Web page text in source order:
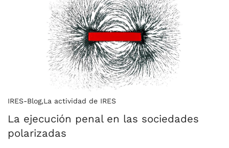
IRES-Blog,La actividad de IRES
La ejecución penal en las sociedades
polarizadas